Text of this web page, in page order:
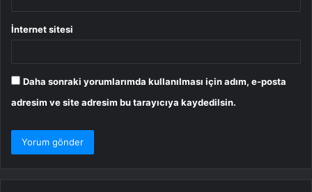
İnternet sitesi
Daha sonraki yorumlarımda kullanılması için adım, e-posta
adresim ve site adresim bu tarayıcıya kaydedilsin.